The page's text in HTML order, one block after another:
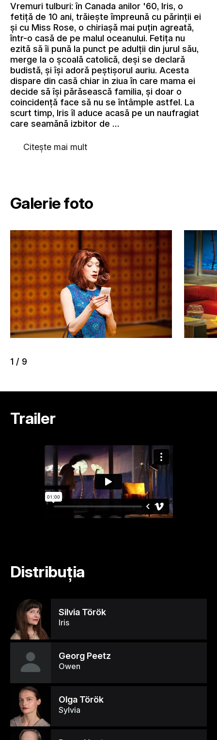
Vremuri tulburi: în Canada anilor '60, Iris, o
fetiţă de 10 ani, trăieşte împreună cu părinţii ei
şi cu Miss Rose, o chiriaşă mai puţin agreată,
într-o casă de pe malul oceanului. Fetiţa nu
ezită să îi pună la punct pe adulţii din jurul său,
merge la o şcoală catolică, deşi se declară
budistă, şi îşi adoră peştişorul auriu. Acesta
dispare din casă chiar in ziua în care mama ei
decide să îşi părăsească familia, şi doar o
coincidenţă face să nu se întâmple astfel. La
scurt timp, Iris îl aduce acasă pe un naufragiat
care seamănă izbitor de …
Citește mai mult
Galerie foto
1 / 9
Trailer
Distribuția
Silvia Török
Iris
Georg Peetz
Owen
Olga Török
Sylvia